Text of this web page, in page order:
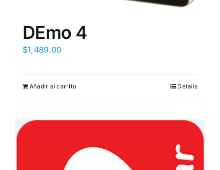
DEmo 4
$1,489.00
Añadir al carrito Details